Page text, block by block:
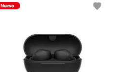
Nuevo